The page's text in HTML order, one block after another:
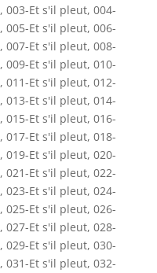
, 003-Et s'il pleut, 004-
, 005-Et s'il pleut, 006-
, 007-Et s'il pleut, 008-
, 009-Et s'il pleut, 010-
, 011-Et s'il pleut, 012-
, 013-Et s'il pleut, 014-
, 015-Et s'il pleut, 016-
, 017-Et s'il pleut, 018-
, 019-Et s'il pleut, 020-
, 021-Et s'il pleut, 022-
, 023-Et s'il pleut, 024-
, 025-Et s'il pleut, 026-
, 027-Et s'il pleut, 028-
, 029-Et s'il pleut, 030-
, 031-Et s'il pleut, 032-